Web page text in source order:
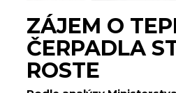
ZÁJEM O
ČERPADLA
ROSTE